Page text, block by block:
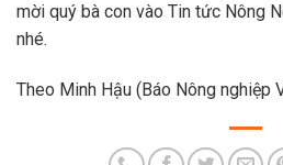
mời quý bà con vào Tin tức Nông
nhé.
Theo Minh Hậu (Báo Nông nghiệp